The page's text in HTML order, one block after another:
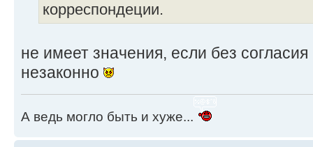
корреспондеции.
не имеет значения, если без
незаконно
А ведь могло быть и хуже...